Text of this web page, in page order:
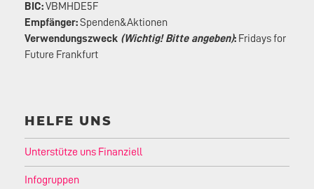
BIC:VBMHDE5F
Empfänger:Spenden&Aktionen
Verwendungszweck (Wichtig! Bitte angeben): Fridays for
Future Frankfurt
HELFE UNS
Unterstütze uns Finanziell
Infogruppen